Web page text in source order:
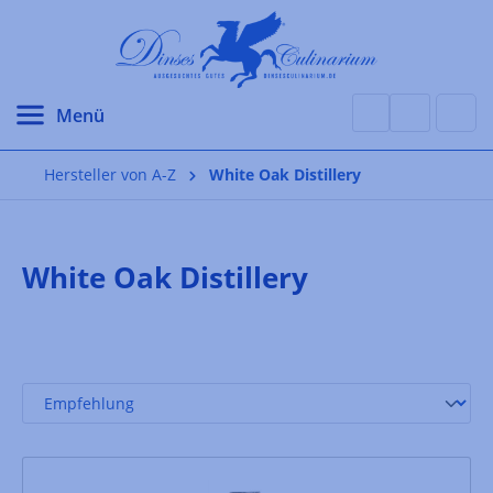
Hersteller von A-Z White Oak Distillery
White Oak Distillery